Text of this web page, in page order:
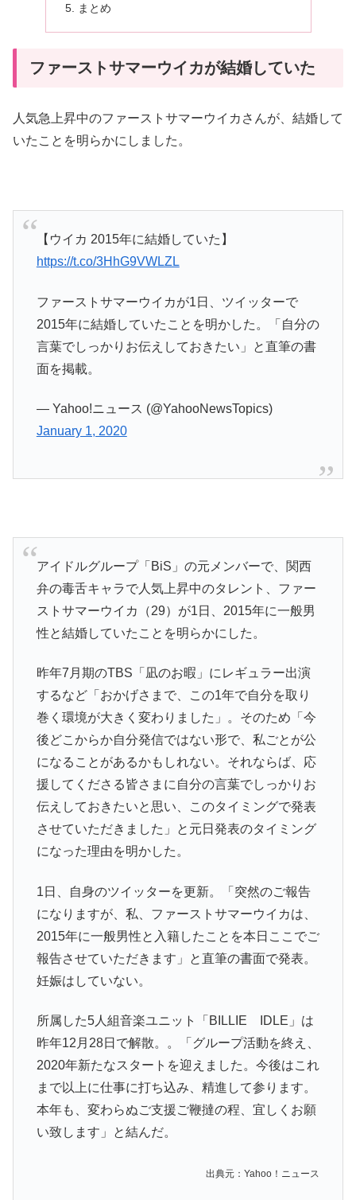
まとめ
ファーストサマーウイカが結婚していた
人気急上昇中のファーストサマーウイカさんが、結婚して
いたことを明らかにしました。
【ウイカ 2015年に結婚していた】
https://t.co/3HhG9VWLZL
ファーストサマーウイカが1日、ツイッターで
2015年に結婚していたことを明かした。「自分の
言葉でしっかりお伝えしておきたい」と直筆の書
面を掲載。
— Yahoo!ニュース (@YahooNewsTopics)
January 1, 2020
アイドルグループ「BiS」の元メンバーで、関西
弁の毒舌キャラで人気上昇中のタレント、ファー
ストサマーウイカ（29）が1日、2015年に一般男
性と結婚していたことを明らかにした。
昨年7月期のTBS「凪のお暇」にレギュラー出演
するなど「おかげさまで、この1年で自分を取り
巻く環境が大きく変わりました」。そのため「今
後どこからか自分発信ではない形で、私ごとが公
になることがあるかもしれない。それならば、応
援してくださる皆さまに自分の言葉でしっかりお
伝えしておきたいと思い、このタイミングで発表
させていただきました」と元日発表のタイミング
になった理由を明かした。
1日、自身のツイッターを更新。「突然のご報告
になりますが、私、ファーストサマーウイカは、
2015年に一般男性と入籍したことを本日ここでご
報告させていただきます」と直筆の書面で発表。
妊娠はしていない。
所属した5人組音楽ユニット「BILLIE IDLE」は
昨年12月28日で解散。。「グループ活動を終え、
2020年新たなスタートを迎えました。今後はこれ
まで以上に仕事に打ち込み、精進して参ります。
本年も、変わらぬご支援ご鞭撻の程、宜しくお願
い致します」と結んだ。
出典元：Yahoo！ニュース